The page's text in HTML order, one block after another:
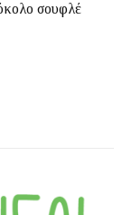
σουφλέ